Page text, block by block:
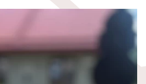
taisyklės